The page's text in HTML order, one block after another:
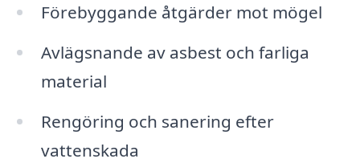
Förebyggande åtgärder mot mögel
Avlägsnande av asbest och farliga
material
Rengöring och sanering efter
vattenskada